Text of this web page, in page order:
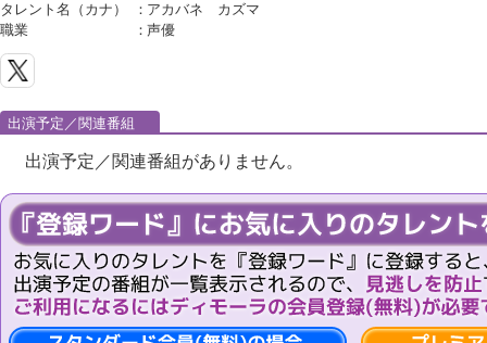
タレント名（カナ） ： アカバネ カズマ
職業
：声優
出演予定／関連番組
出演予定／関連番組がありません。